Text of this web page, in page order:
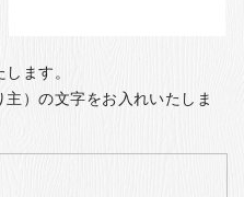
ます。
）の文字をお入れいたしま